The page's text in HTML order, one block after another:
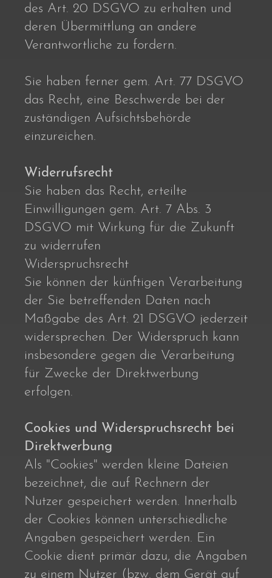
des Art. 20 DSGVO zu erhalten und
deren Übermittlung an andere
Verantwortliche zu fordern.
Sie haben ferner gem. Art. 77 DSGVO
das Recht, eine Beschwerde bei der
zuständigen Aufsichtsbehörde
einzureichen.
Widerrufsrecht
Sie haben das Recht, erteilte
Einwilligungen gem. Art. 7 Abs. 3
DSGVO mit Wirkung für die Zukunft
zu widerrufen
Widerspruchsrecht
Sie können der künftigen Verarbeitung
der Sie betreffenden Daten nach
Maßgabe des Art. 21 DSGVO jederzeit
widersprechen. Der Widerspruch kann
insbesondere gegen die Verarbeitung
für Zwecke der Direktwerbung
erfolgen.
Cookies und Widerspruchsrecht bei
Direktwerbung
Als "Cookies" werden kleine Dateien
bezeichnet, die auf Rechnern der
Nutzer gespeichert werden. Innerhalb
der Cookies können unterschiedliche
Angaben gespeichert werden. Ein
Cookie dient primär dazu, die Angaben
zu einem Nutzer (bzw. dem Gerät auf